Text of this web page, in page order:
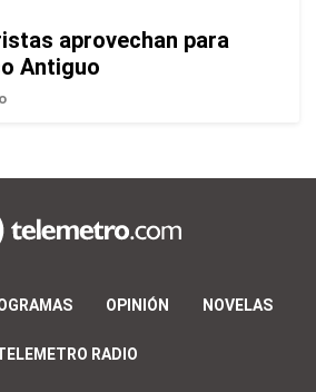
aprovechan para
Antiguo
OPINIÓN NOVELAS
RADIO